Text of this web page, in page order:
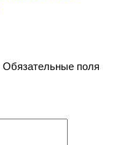
Обязательные поля